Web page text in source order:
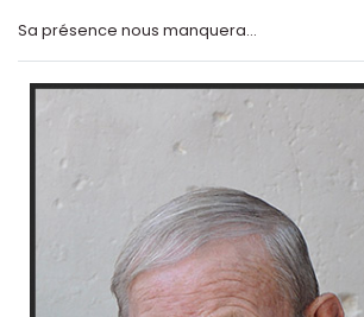
Sa présence nous manquera...